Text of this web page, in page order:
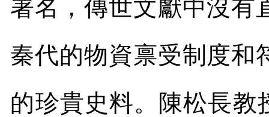
署名，傳世文獻中沒有
秦代的物資禀受制度和
的珍貴史料。陳松長教